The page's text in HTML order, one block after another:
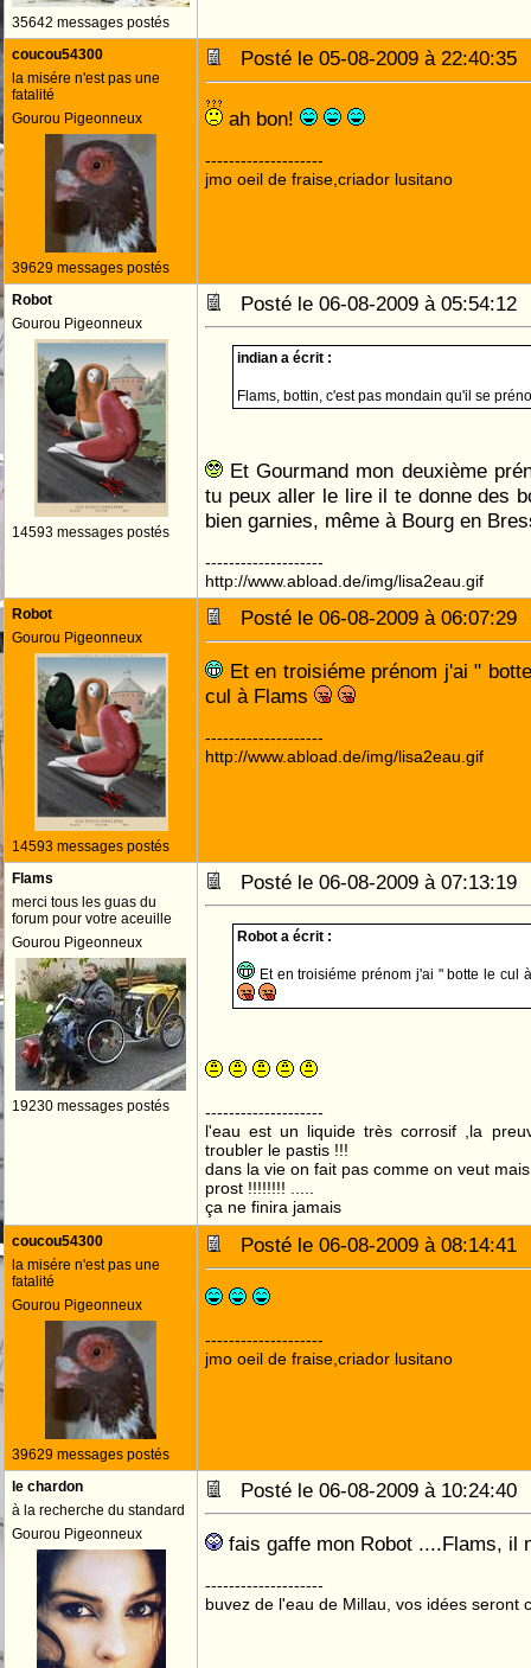
35642 messages postés
coucou54300
la misére n'est pas une
fatalité
Gourou Pigeonneux
39629 messages postés
Posté le 05-08-2009 à
ah bon!
--------------------
jmo oeil de fraise,criador lusitano
Robot
Gourou Pigeonneux
14593 messages postés
Posté le 06-08-2009 à
indian a écrit :
Flams, bottin, c'est pas mondain qu'il se
Et Gourmand mon deuxième
tu peux aller le lire il te donne des
bien garnies, même à Bourg en
--------------------
http://www.abload.de/img/lisa2eau.gif
Robot
Gourou Pigeonneux
14593 messages postés
Posté le 06-08-2009 à
Et en troisiéme prénom j'ai "
cul à Flams
--------------------
http://www.abload.de/img/lisa2eau.gif
Flams
merci tous les guas du
forum pour votre aceuille
Gourou Pigeonneux
19230 messages postés
Posté le 06-08-2009 à
Robot a écrit :
Et en troisiéme prénom j'ai " botte le cul
--------------------
l'eau est un liquide très corrosif ,la
troubler le pastis !!!
dans la vie on fait pas comme on veut
prost !!!!!!!! .....
ça ne finira jamais
coucou54300
la misére n'est pas une
fatalité
Gourou Pigeonneux
39629 messages postés
Posté le 06-08-2009 à
--------------------
jmo oeil de fraise,criador lusitano
le chardon
à la recherche du standard
Gourou Pigeonneux
Posté le 06-08-2009 à
fais gaffe mon Robot ....Flams, il
--------------------
buvez de l'eau de Millau, vos idées seront